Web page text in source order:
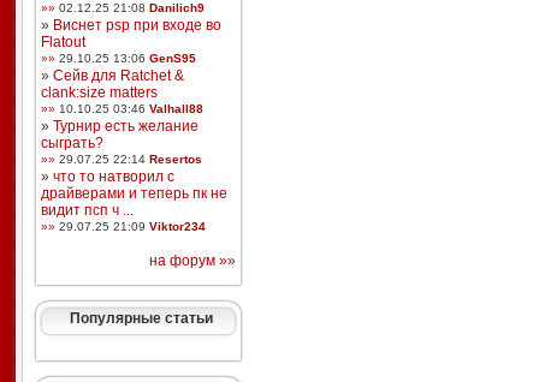
»» 02.12.25 21:08 Danilich9
» Виснет psp при входе во
Flatout
»» 29.10.25 13:06 GenS95
» Сейв для Ratchet &
clank:size matters
»» 10.10.25 03:46 Valhall88
» Турнир есть желание
сыграть?
»» 29.07.25 22:14 Resertos
» что то натворил с
драйверами и теперь пк не
видит псп ч ...
»» 29.07.25 21:09 Viktor234
на форум »»
Популярные статьи